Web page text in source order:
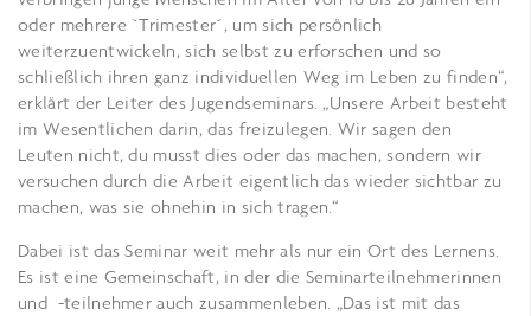
oder mehrere `Trimester´, um sich persönlich
weiterzuentwickeln, sich selbst zu erforschen und so
schließlich ihren ganz individuellen Weg im Leben zu finden“,
erklärt der Leiter des Jugendseminars. „Unsere Arbeit besteht
im Wesentlichen darin, das freizulegen. Wir sagen den
Leuten nicht, du musst dies oder das machen, sondern wir
versuchen durch die Arbeit eigentlich das wieder sichtbar zu
machen, was sie ohnehin in sich tragen.“
Dabei ist das Seminar weit mehr als nur ein Ort des Lernens.
Es ist eine Gemeinschaft, in der die Seminarteilnehmerinnen
und -teilnehmer auch zusammenleben. „Das ist mit das